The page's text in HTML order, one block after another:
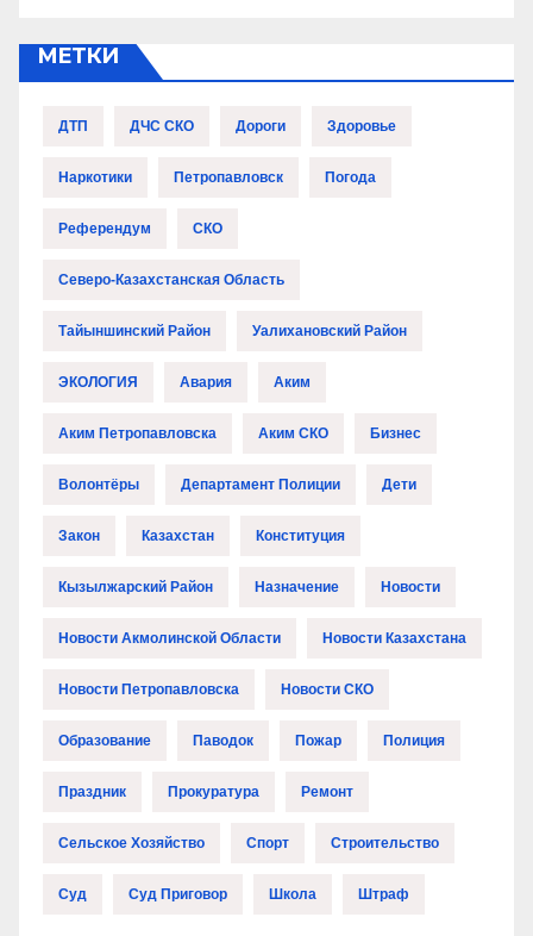
МЕТКИ
ДТП ДЧС СКО Дороги Здоровье
Наркотики Петропавловск Погода
Референдум СКО
Северо-Казахстанская Область
Тайыншинский Район Уалихановский Район
ЭКОЛОГИЯ Авария Аким
Аким Петропавловска Аким СКО Бизнес
Волонтёры Департамент Полиции Дети
Закон Казахстан Конституция
Кызылжарский Район Назначение Новости
Новости Акмолинской Области Новости Казахстана
Новости Петропавловска Новости СКО
Образование Паводок Пожар Полиция
Праздник Прокуратура Ремонт
Сельское Хозяйство Спорт Строительство
Суд Суд Приговор Школа Штраф